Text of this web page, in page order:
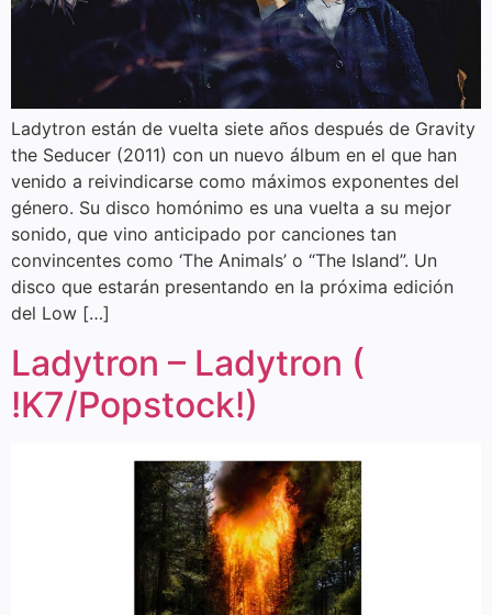
Ladytron están de vuelta siete años después de Gravity
the Seducer (2011) con un nuevo álbum en el que han
venido a reivindicarse como máximos exponentes del
género. Su disco homónimo es una vuelta a su mejor
sonido, que vino anticipado por canciones tan
convincentes como ‘The Animals’ o “The Island”. Un
disco que estarán presentando en la próxima edición
del Low […]
Ladytron – Ladytron (
!K7/Popstock!)